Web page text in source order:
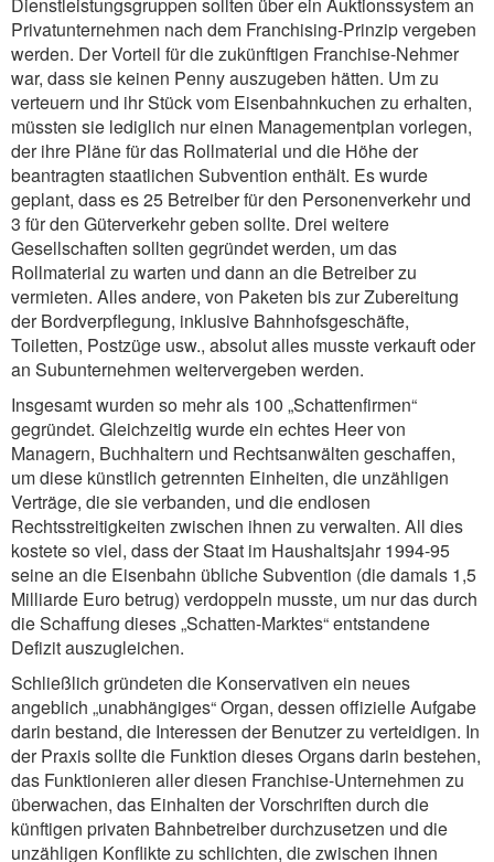
Privatunternehmen nach dem Franchising-Prinzip vergeben
werden. Der Vorteil für die zukünftigen Franchise-Nehmer
war, dass sie keinen Penny auszugeben hätten. Um zu
verteuern und ihr Stück vom Eisenbahnkuchen zu erhalten,
müssten sie lediglich nur einen Managementplan vorlegen,
der ihre Pläne für das Rollmaterial und die Höhe der
beantragten staatlichen Subvention enthält. Es wurde
geplant, dass es 25 Betreiber für den Personenverkehr und
3 für den Güterverkehr geben sollte. Drei weitere
Gesellschaften sollten gegründet werden, um das
Rollmaterial zu warten und dann an die Betreiber zu
vermieten. Alles andere, von Paketen bis zur Zubereitung
der Bordverpflegung, inklusive Bahnhofsgeschäfte,
Toiletten, Postzüge usw., absolut alles musste verkauft oder
an Subunternehmen weitervergeben werden.
Insgesamt wurden so mehr als 100 „Schattenfirmen“
gegründet. Gleichzeitig wurde ein echtes Heer von
Managern, Buchhaltern und Rechtsanwälten geschaffen,
um diese künstlich getrennten Einheiten, die unzähligen
Verträge, die sie verbanden, und die endlosen
Rechtsstreitigkeiten zwischen ihnen zu verwalten. All dies
kostete so viel, dass der Staat im Haushaltsjahr 1994-95
seine an die Eisenbahn übliche Subvention (die damals 1,5
Milliarde Euro betrug) verdoppeln musste, um nur das durch
die Schaffung dieses „Schatten-Marktes“ entstandene
Defizit auszugleichen.
Schließlich gründeten die Konservativen ein neues
angeblich „unabhängiges“ Organ, dessen offizielle Aufgabe
darin bestand, die Interessen der Benutzer zu verteidigen. In
der Praxis sollte die Funktion dieses Organs darin bestehen,
das Funktionieren aller diesen Franchise-Unternehmen zu
überwachen, das Einhalten der Vorschriften durch die
künftigen privaten Bahnbetreiber durchzusetzen und die
unzähligen Konflikte zu schlichten, die zwischen ihnen